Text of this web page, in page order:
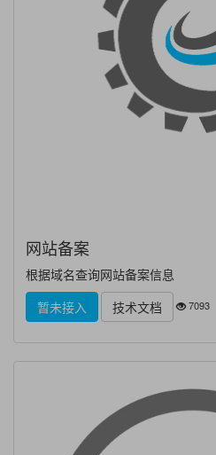
网站备案
根据域名查询网站备案信息
暂未接入
技术文档 7093